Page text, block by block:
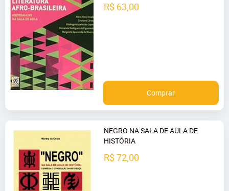
R$ 63,00
Comprar
NEGRO NA SALA DE AULA DE
HISTÓRIA
R$ 72,00